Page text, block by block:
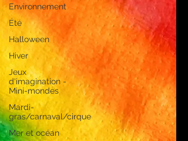
Environnement
Été
Halloween
Hiver
Jeux
d'imagination -
Mini-mondes
Mardi-
gras/carnaval/cirque
Mer et océan